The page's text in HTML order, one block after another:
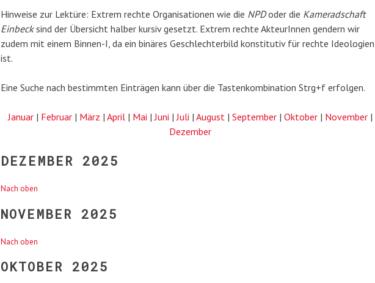
Hinweise zur Lektüre: Extrem rechte Organisationen wie die NPDoder die Kameradschaft
Einbecksind der Übersicht halber kursiv gesetzt. Extrem rechte AkteurInnen gendern wir
zudem mit einem Binnen-I, da ein binäres Geschlechterbild konstitutiv für rechte Ideologien
ist.
Eine Suche nach bestimmten Einträgen kann über die Tastenkombination Strg+f erfolgen.
Januar| Februar| März | April| Mai |Juni |Juli | August| September| Oktober| November|
Dezember
DEZEMBER 2025
Nach oben
NOVEMBER 2025
Nach oben
OKTOBER 2025